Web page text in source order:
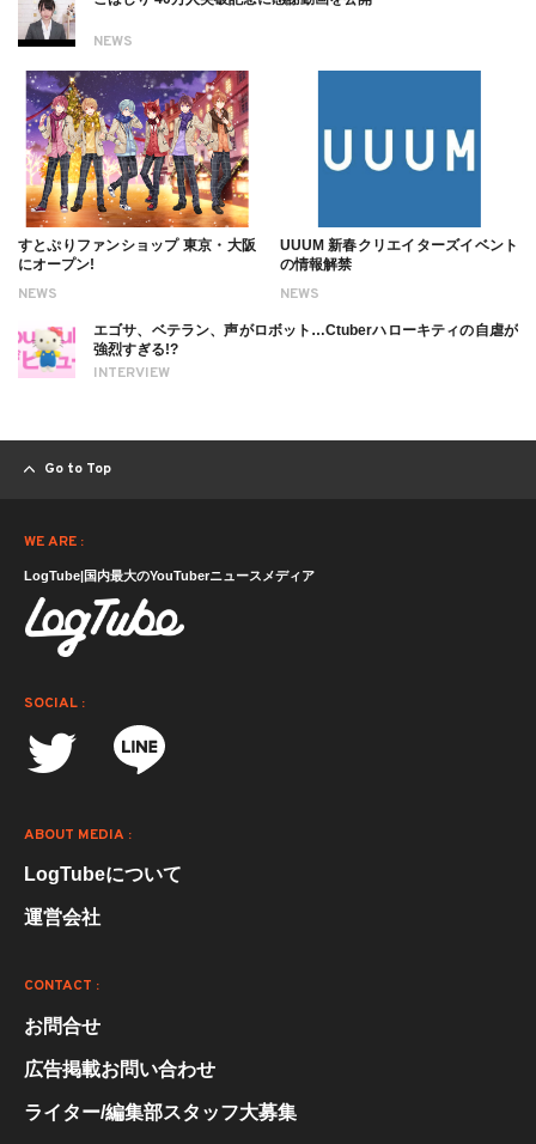
NEWS
NEWS
すとぷりファンショップ 東京・大阪
にオープン!
NEWS
UUUM 新春クリエイターズイベント
の情報解禁
INTERVIEW
エゴサ、ベテラン、声がロボット…Ctuberハローキティの自虐が
強烈すぎる!?
Go to Top
WE ARE :
LogTube|国内最大のYouTuberニュースメディア
SOCIAL :
ABOUT MEDIA :
LogTubeについて
運営会社
CONTACT :
お問合せ
広告掲載お問い合わせ
ライター/編集部スタッフ大募集